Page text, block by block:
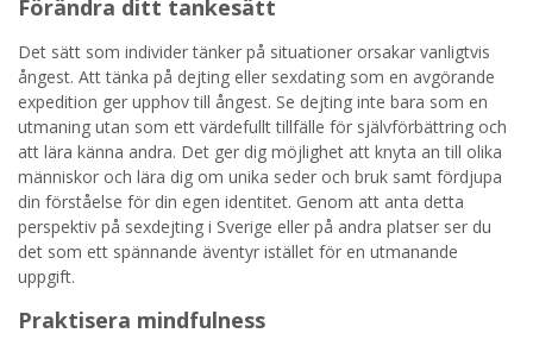
Förändra ditt tankesätt
Det sätt som individer tänker på situationer orsakar vanligtvis
ångest. Att tänka på dejting eller sexdating som en avgörande
expedition ger upphov till ångest. Se dejting inte bara som en
utmaning utan som ett värdefullt tillfälle för självförbättring och
att lära känna andra. Det ger dig möjlighet att knyta an till olika
människor och lära dig om unika seder och bruk samt fördjupa
din förståelse för din egen identitet. Genom att anta detta
perspektiv på sexdejting i Sverige eller på andra platser ser du
det som ett spännande äventyr istället för en utmanande
uppgift.
Praktisera mindfulness